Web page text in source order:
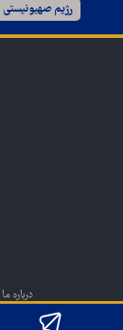
رژیم صهیونیستی
درباره ما